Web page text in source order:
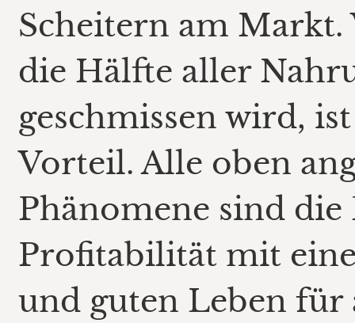
Scheitern am
die Hälfte aller
geschmissen wird,
Vorteil. Alle oben
Phänomene sind die
Profitabilität mit
und guten Leben